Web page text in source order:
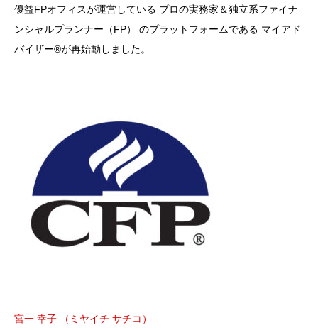
優益FPオフィスが運営している プロの実務家＆独立系ファイナ
ンシャルプランナー（FP） のプラットフォームである マイアド
バイザー®が再始動しました。
宮一 幸子 （ミヤイチ サチコ）